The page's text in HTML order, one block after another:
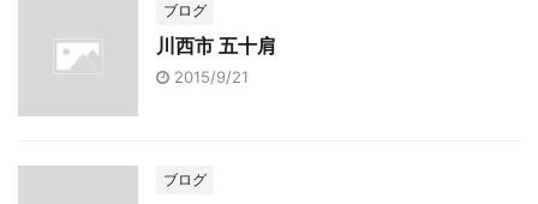
ブログ
川西市 五十肩
2015/9/21
ブログ